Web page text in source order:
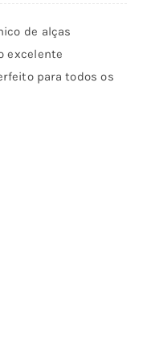
de alças
excelente
para todos os